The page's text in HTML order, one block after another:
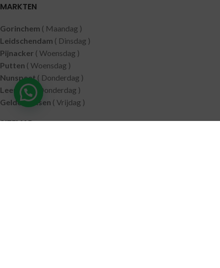
MARKTEN
Gorinchem ( Maandag )
Leidschendam ( Dinsdag )
Pijnacker ( Woensdag )
Putten ( Woensdag )
Nunspeet ( Donderdag )
Leerdam( Donderdag )
Geldermalsen ( Vrijdag )
SITEMAP